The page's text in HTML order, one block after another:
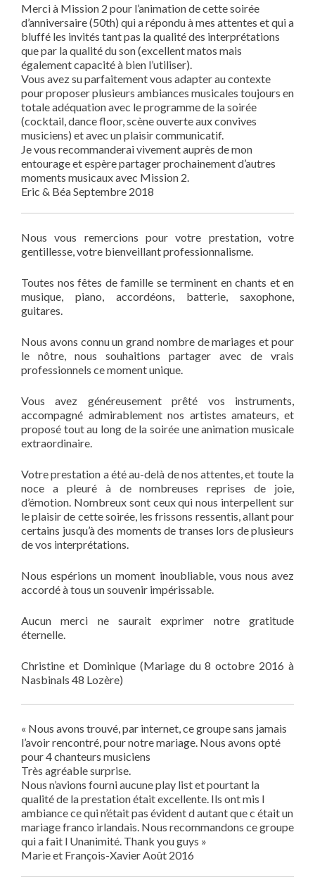
Merci à Mission 2 pour l’animation de cette soirée
d’anniversaire (50th) qui a répondu à mes attentes et qui a
bluffé les invités tant pas la qualité des interprétations
que par la qualité du son (excellent matos mais
également capacité à bien l’utiliser).
Vous avez su parfaitement vous adapter au contexte
pour proposer plusieurs ambiances musicales toujours en
totale adéquation avec le programme de la soirée
(cocktail, dance floor, scène ouverte aux convives
musiciens) et avec un plaisir communicatif.
Je vous recommanderai vivement auprès de mon
entourage et espère partager prochainement d’autres
moments musicaux avec Mission 2.
Eric & Béa Septembre 2018
Nous vous remercions pour votre prestation, votre
gentillesse, votre bienveillant professionnalisme.
Toutes nos fêtes de famille se terminent en chants et en
musique, piano, accordéons, batterie, saxophone,
guitares.
Nous avons connu un grand nombre de mariages et pour
le nôtre, nous souhaitions partager avec de vrais
professionnels ce moment unique.
Vous avez généreusement prêté vos instruments,
accompagné admirablement nos artistes amateurs, et
proposé tout au long de la soirée une animation musicale
extraordinaire.
Votre prestation a été au-delà de nos attentes, et toute la
noce a pleuré à de nombreuses reprises de joie,
d’émotion. Nombreux sont ceux qui nous interpellent sur
le plaisir de cette soirée, les frissons ressentis, allant pour
certains jusqu’à des moments de transes lors de plusieurs
de vos interprétations.
Nous espérions un moment inoubliable, vous nous avez
accordé à tous un souvenir impérissable.
Aucun merci ne saurait exprimer notre gratitude
éternelle.
Christine et Dominique (Mariage du 8 octobre 2016 à
Nasbinals 48 Lozère)
« Nous avons trouvé, par internet, ce groupe sans jamais
l’avoir rencontré, pour notre mariage. Nous avons opté
pour 4 chanteurs musiciens
Très agréable surprise.
Nous n’avions fourni aucune play list et pourtant la
qualité de la prestation était excellente. Ils ont mis l
ambiance ce qui n’était pas évident d autant que c était un
mariage franco irlandais. Nous recommandons ce groupe
qui a fait l Unanimité. Thank you guys »
Marie et François-Xavier Août 2016